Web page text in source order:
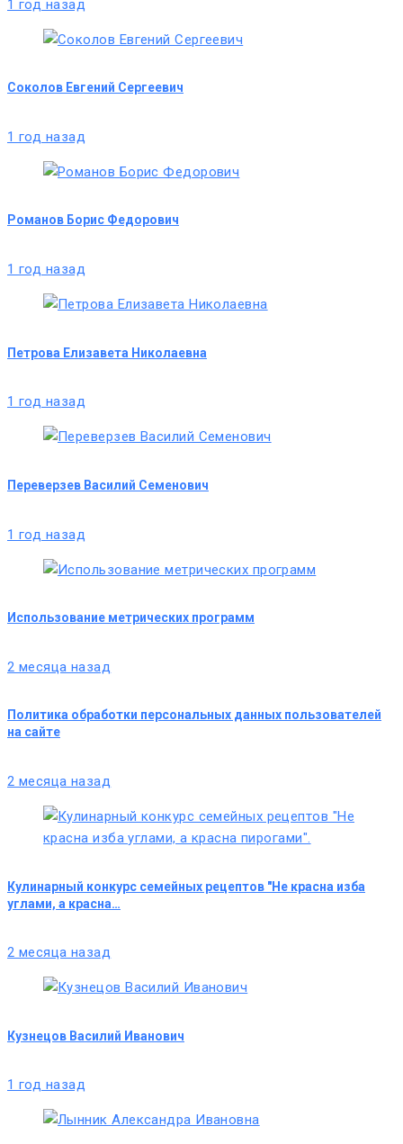
1 год назад
Соколов Евгений Сергеевич
1 год назад
Романов Борис Федорович
1 год назад
Петрова Елизавета Николаевна
1 год назад
Переверзев Василий Семенович
1 год назад
Использование метрических программ
2 месяца назад
Политика обработки персональных данных пользователей
на сайте
2 месяца назад
Кулинарный конкурс семейных рецептов "Не красна изба
углами, а красна…
2 месяца назад
Кузнецов Василий Иванович
1 год назад